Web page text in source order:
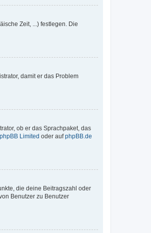
Zeit, ...) festlegen. Die
damit er das Problem
ob er das Sprachpaket, das
phpBB Limited oder aufphpBB.de
die deine Beitragszahl oder
Benutzer zu Benutzer